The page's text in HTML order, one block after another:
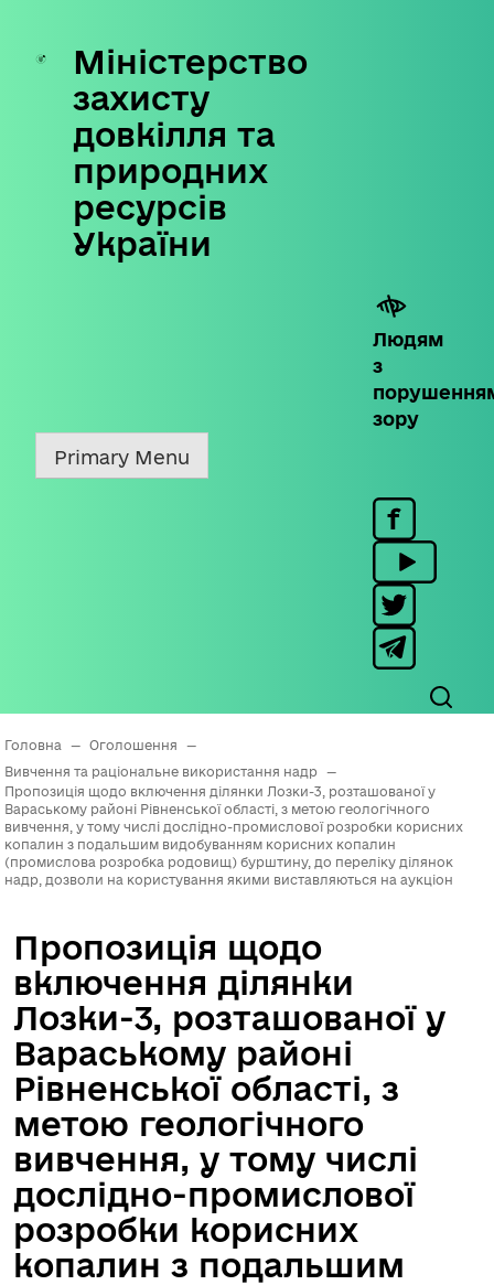
Skip
content
Міністерство
захисту
довкілля та
природних
ресурсів
України
Людям
з
зору
Primary Menu
Головна — Оголошення
—
Вивчення та раціональне використання надр
—
Пропозиція щодо включення ділянки Лозки-3, розташованої у
Вараському районі Рівненської області, з метою геологічного
вивчення, у тому числі дослідно-промислової розробки корисних
копалин з подальшим видобуванням корисних копалин
(промислова розробка родовищ) бурштину, до переліку ділянок
надр, дозволи на користування якими виставляються на аукціон
Пропозиція щодо
включення ділянки
Лозки-3, розташованої у
Вараському районі
Рівненської області, з
метою геологічного
вивчення, у тому числі
дослідно-промислової
розробки корисних
копалин з подальшим